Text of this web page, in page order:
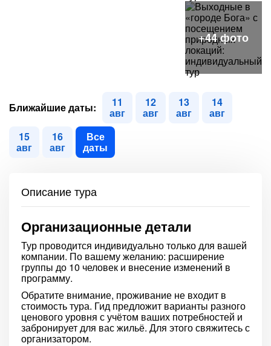
Ближайшие даты: 11
авг
12
авг
13
авг
14
авг
15
авг
16
авг
Все
даты
Описание тура
Организационные детали
Тур проводится индивидуально только для вашей
компании. По вашему желанию: расширение
группы до 10 человек и внесение изменений в
программу.
Обратите внимание, проживание не входит в
стоимость тура. Гид предложит варианты разного
ценового уровня с учётом ваших потребностей и
забронирует для вас жильё. Для этого свяжитесь с
организатором.